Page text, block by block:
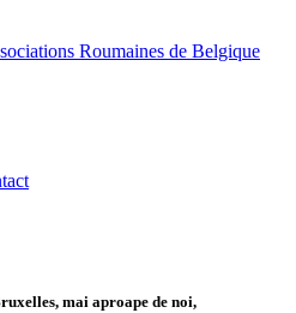
Roumaines de Belgique
mai aproape de noi,